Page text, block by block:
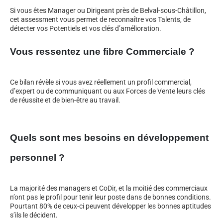
Si vous êtes Manager ou Dirigeant près de Belval-sous-Châtillon,
cet assessment vous permet de reconnaître vos Talents, de
détecter vos Potentiels et vos clés d’amélioration.
Vous ressentez une fibre Commerciale ?
Ce bilan révèle si vous avez réellement un profil commercial,
d’expert ou de communiquant ou aux Forces de Vente leurs clés
de réussite et de bien-être au travail.
Quels sont mes besoins en développement
personnel ?
La majorité des managers et CoDir, et la moitié des commerciaux
n’ont pas le profil pour tenir leur poste dans de bonnes conditions.
Pourtant 80% de ceux-ci peuvent développer les bonnes aptitudes
s’ils le décident.